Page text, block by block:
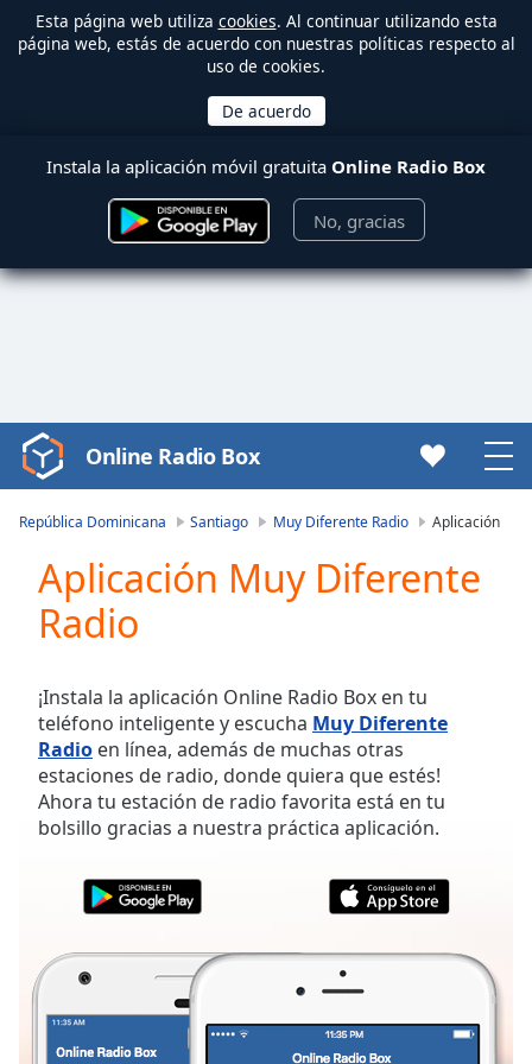
Esta página web utiliza cookies. Al continuar utilizando esta
página web, estás de acuerdo con nuestras políticas respecto al
uso de cookies.
Instala la aplicación móvil gratuita Online Radio Box
No, gracias
Video
Player
Play
Video
Skip
Forward
Mute
Current
Time0:00
Duration-:-
Seek to
live,
behind
LIVE
Online Radio Box
República Dominicana Santiago Muy Diferente Radio Aplicación
Aplicación Muy Diferente
Radio
¡Instala la aplicación Online Radio Box en tu
teléfono inteligente y escucha Muy Diferente
Radio en línea, además de muchas otras
estaciones de radio, donde quiera que estés!
Ahora tu estación de radio favorita está en tu
bolsillo gracias a nuestra práctica aplicación.